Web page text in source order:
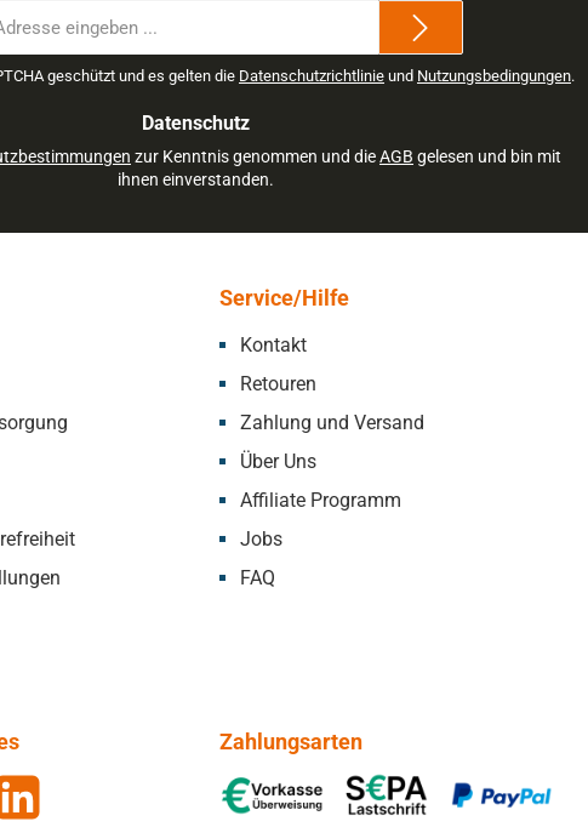
geschützt und es gelten die Datenschutzrichtlinie und Nutzungsbedingungen.
Datenschutz
zur Kenntnis genommen und dieAGB gelesen und bin mit
ihnen einverstanden.
Service/Hilfe
Kontakt
Retouren
Zahlung und Versand
Über Uns
Affiliate Programm
Jobs
FAQ
Zahlungsarten